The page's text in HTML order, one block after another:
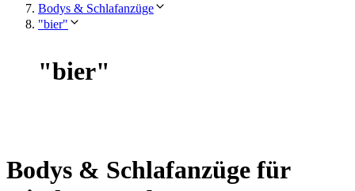
Bodys & Schlafanzüge
"bier"
"bier"
Bodys & Schlafanzüge für